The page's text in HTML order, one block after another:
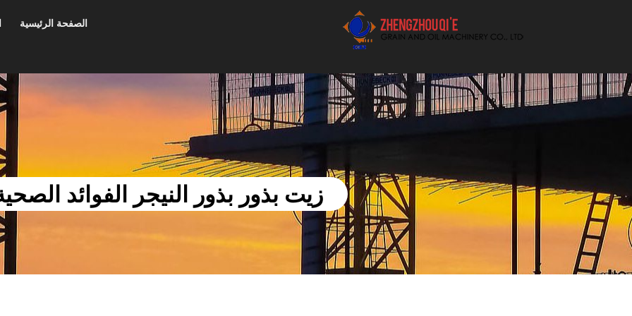
أفضل بيع آلة الزيوت النباتية الموردون
الصفحة الرئيسية
زيت بذور بذور النيجر الفوائد